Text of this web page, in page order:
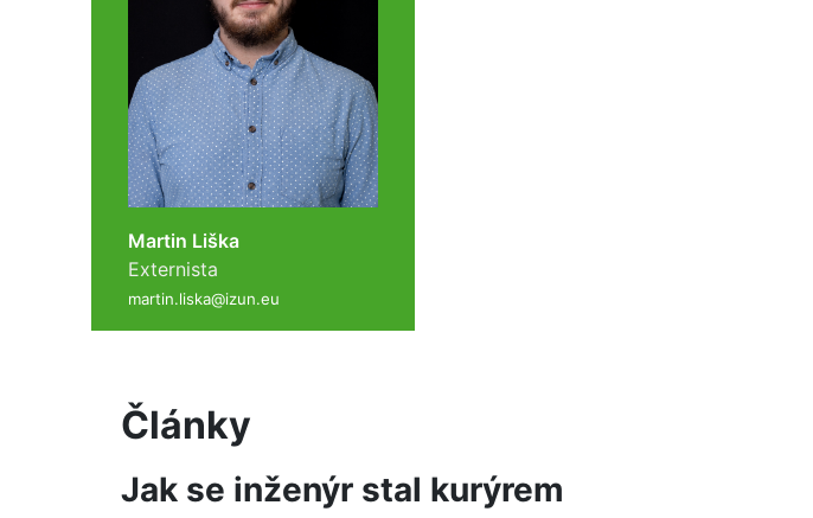
Martin Liška
Externista
martin.liska@izun.eu
Články
Jak se inženýr stal kurýrem